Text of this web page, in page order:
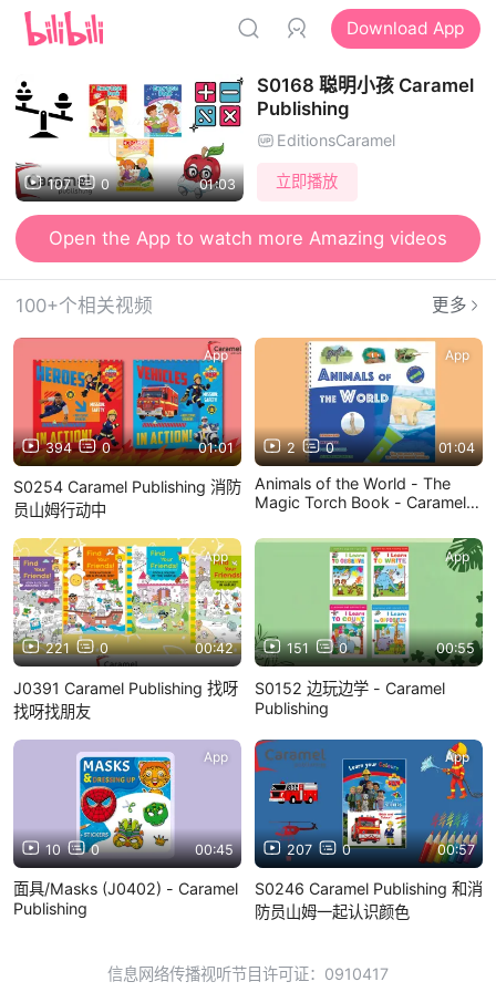
Download App
107 0 01:03
S0168 聪明小孩 Caramel
Publishing
EditionsCaramel
立即播放
Open the App to watch more Amazing videos
100+个相关视频 更多
394 0 01:01
App
S0254 Caramel Publishing 消防
员山姆行动中
2 0 01:04
App
Animals of the World - The
Magic Torch Book - Caramel
221 0 00:42
App
J0391 Caramel Publishing 找呀
找呀找朋友
151 0 00:55
App
S0152 边玩边学 - Caramel
Publishing
10 0 00:45
App
面具/Masks (J0402) - Caramel
Publishing
207 0 00:57
App
S0246 Caramel Publishing 和消
防员山姆一起认识颜色
信息网络传播视听节目许可证：0910417